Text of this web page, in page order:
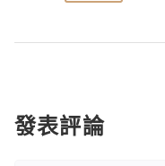
發表評論